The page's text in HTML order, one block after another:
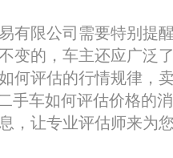
有限公司需要特别提
变的，车主还应广泛
何评估的行情规律，
手车如何评估价格的
，让专业评估师来为